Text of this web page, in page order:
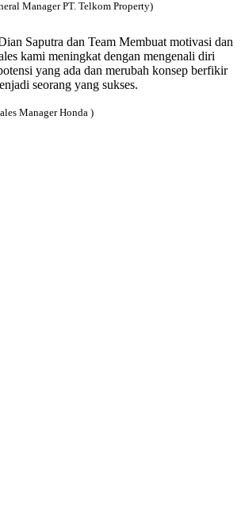
Manager PT. Telkom Property)
Saputra dan Team Membuat motivasi dan
kami meningkat dengan mengenali diri
yang ada dan merubah konsep berfikir
seorang yang sukses.
Manager Honda )